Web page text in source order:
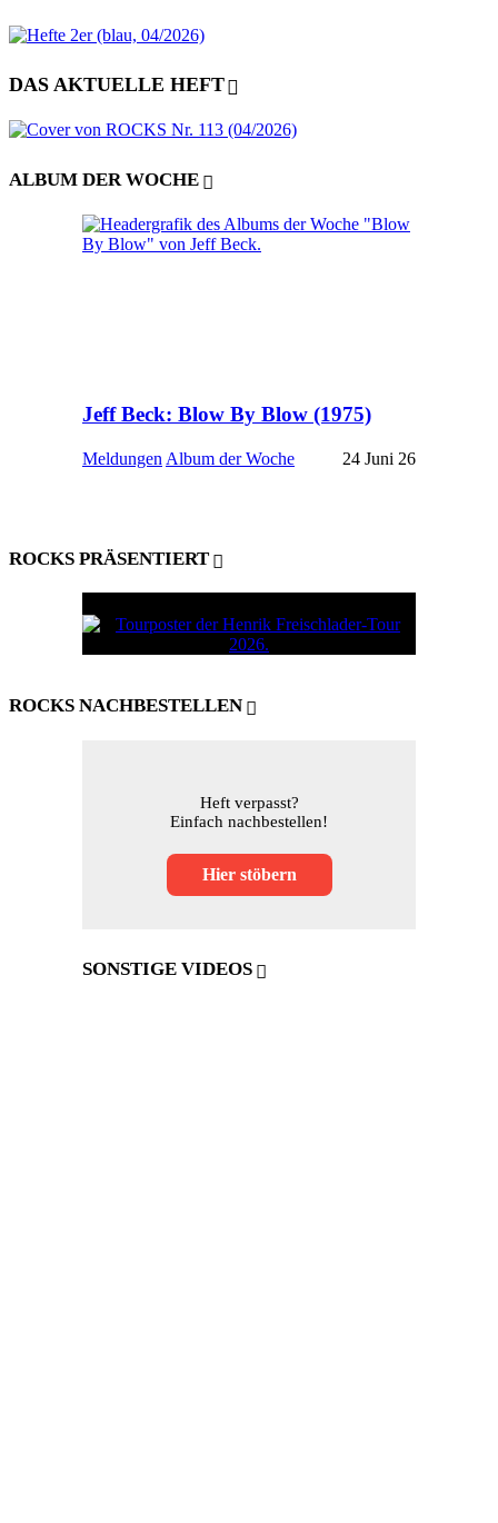
DAS AKTUELLE HEFT
ALBUM DER WOCHE
Jeff Beck: Blow By Blow (1975)
Meldungen Album der Woche 24 Juni 26
ROCKS PRÄSENTIERT
ROCKS NACHBESTELLEN
Heft verpasst?
Einfach nachbestellen!
Hier stöbern
SONSTIGE VIDEOS